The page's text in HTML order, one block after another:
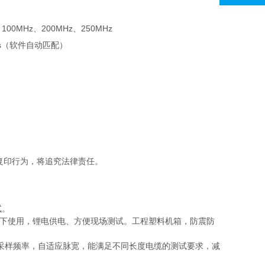
、200MHz、250MHz
软件自动匹配）
行为，将追究法律责任。
使用，锂电供电、方便现场测试。工程塑料机箱，防震防
频率，自适应脉宽，能满足不同长度电缆的测试要求，减